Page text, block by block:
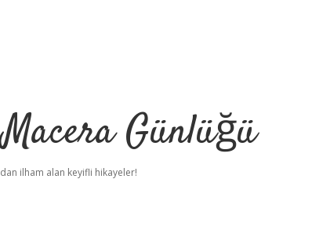
Günlüğü
ilham alan keyifli hikayeler!